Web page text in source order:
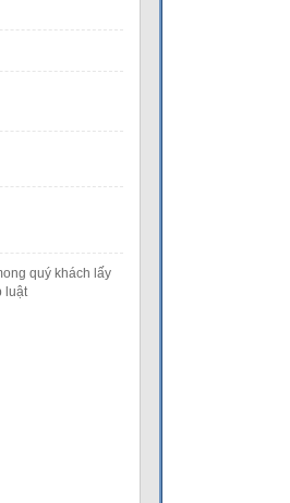
quý khách lấy
luật